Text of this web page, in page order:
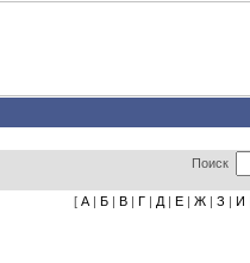
Поиск
[ А | Б | В | Г | Д | Е | Ж | З | И